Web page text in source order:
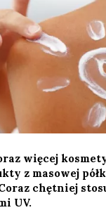
więcej
z masowej
chętniej
UV.